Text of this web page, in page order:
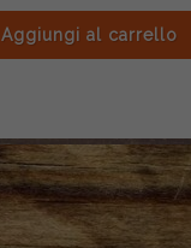
Aggiungi al carrello